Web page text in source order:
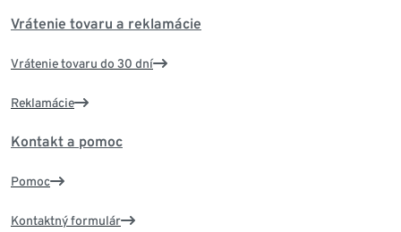
Vrátenie tovaru a reklamácie
Vrátenie tovaru do 30 dní
Reklamácie
Kontakt a pomoc
Pomoc
Kontaktný formulár